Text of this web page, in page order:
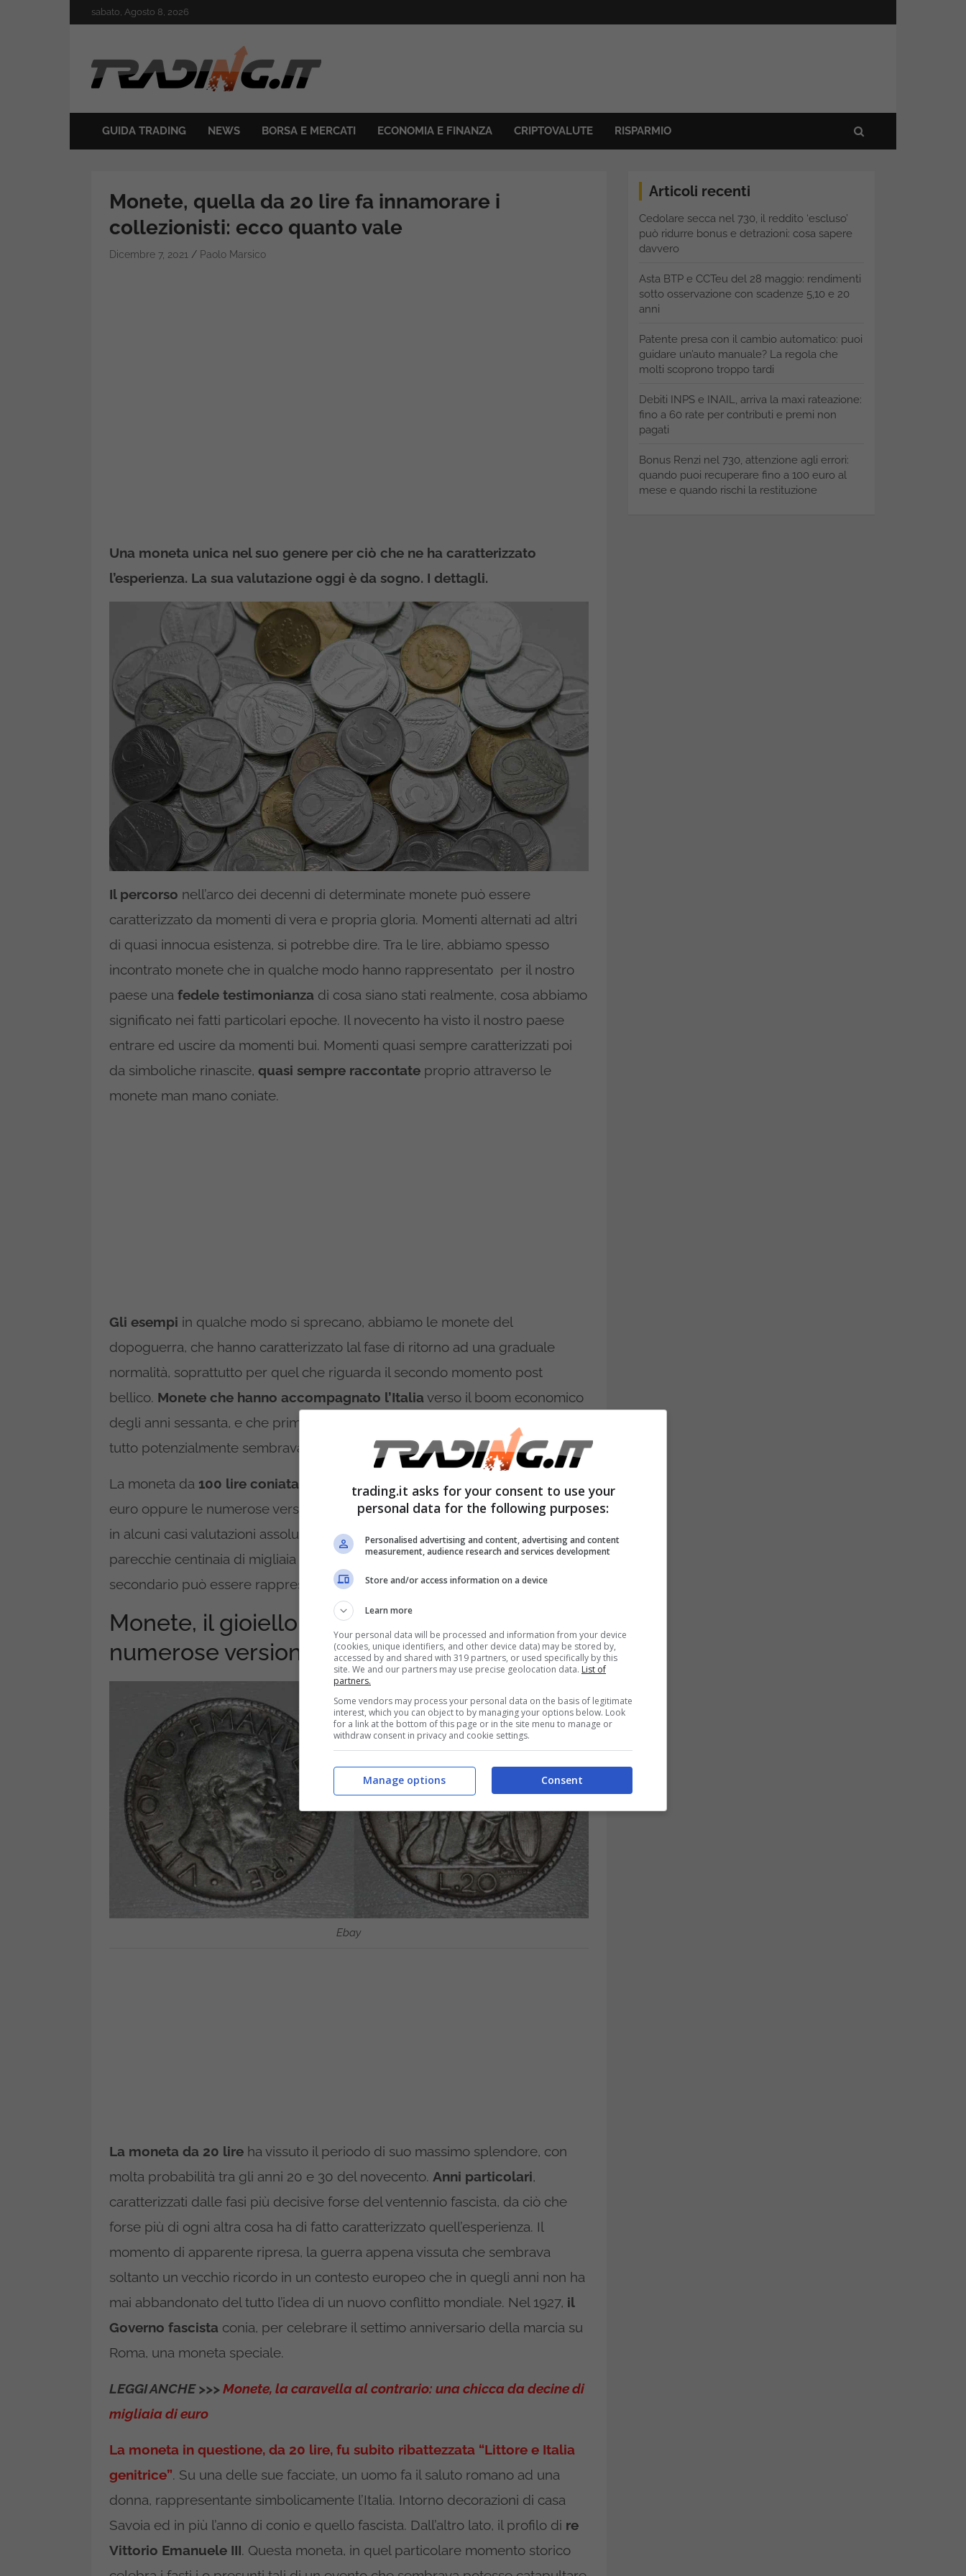
to
sabato, Agosto 8, 2026
Trading.it
GUIDA TRADING NEWS BORSA E MERCATI ECONOMIA E FINANZA CRIPTOVALUTE RISPARMIO
Monete, quella da 20 lire fa innamorare i
collezionisti: ecco quanto vale
Dicembre 7, 2021 Paolo Marsico
Una moneta unica nel suo genere per ciò che ne ha caratterizzato
l’esperienza. La sua valutazione oggi è da sogno. I dettagli.
Il percorso nell’arco dei decenni di determinate monete può essere
caratterizzato da momenti di vera e propria gloria. Momenti alternati ad altri
di quasi innocua esistenza, si potrebbe dire. Tra le lire, abbiamo spesso
incontrato monete che in qualche modo hanno rappresentato per il nostro
paese una fedele testimonianza di cosa siano stati realmente, cosa abbiamo
significato nei fatti particolari epoche. Il novecento ha visto il nostro paese
entrare ed uscire da momenti bui. Momenti quasi sempre caratterizzati poi
da simboliche rinascite, quasi sempre raccontate proprio attraverso le
monete man mano coniate.
Gli esempi in qualche modo si sprecano, abbiamo le monete del
dopoguerra, che hanno caratterizzato lal fase di ritorno ad una graduale
normalità, soprattutto per quel che riguarda il secondo momento post
bellico. Monete che hanno accompagnato l’Italia verso il boom economico
degli anni sessanta, e che prima ancora l’anno introdotta in una fase in cui
tutto potenzialmente sembrava possibile.
La moneta da 100 lire coniata nel 1958 , ad esempio, che oggi vale circa 100
euro oppure le numerose versioni della celebre 50 lire, che oggi raggiunge
in alcuni casi valutazioni assolutamente eccezionali, si parla anche di
parecchie centinaia di migliaia di euro. Un altro esempio di certo non
secondario può essere rappresentato dallamoneta a 20 lire.
Monete, il gioiello da 20 lire e le sue
numerose versioni
Ebay
La moneta da 20 lire ha vissuto il periodo di suo massimo splendore, con
molta probabilità tra gli anni 20 e 30 del novecento. Anni particolari,
caratterizzati dalle fasi più decisive forse del ventennio fascista, da ciò che
forse più di ogni altra cosa ha di fatto caratterizzato quell’esperienza. Il
momento di apparente ripresa, la guerra appena vissuta che sembrava
soltanto un vecchio ricordo in un contesto europeo che in quegli anni non ha
mai abbandonato del tutto l’idea di un nuovo conflitto mondiale. Nel 1927, il
Governo fascista conia, per celebrare il settimo anniversario della marcia su
Roma, una moneta speciale.
LEGGI ANCHE >>>Monete, la caravella al contrario: una chicca da decine di
migliaia di euro
La moneta in questione, da 20 lire, fu subito ribattezzata “Littore e Italia
genitrice”. Su una delle sue facciate, un uomo fa il saluto romano ad una
donna, rappresentante simbolicamente l’Italia. Intorno decorazioni di casa
Savoia ed in più l’anno di conio e quello fascista. Dall’altro lato, il profilo di re
Vittorio Emanuele III. Questa moneta, in quel particolare momento storico
Articoli recenti
Cedolare secca nel 730, il reddito ‘escluso’
può ridurre bonus e detrazioni: cosa sapere
davvero
Asta BTP e CCTeu del 28 maggio: rendimenti
sotto osservazione con scadenze 5,10 e 20
anni
Patente presa con il cambio automatico: puoi
guidare un’auto manuale? La regola che
molti scoprono troppo tardi
Debiti INPS e INAIL, arriva la maxi rateazione:
fino a 60 rate per contributi e premi non
pagati
Bonus Renzi nel 730, attenzione agli errori:
quando puoi recuperare fino a 100 euro al
mese e quando rischi la restituzione
trading.it asks for your consent to use your
personal data for the following purposes:
Personalised advertising and content, advertising and content
measurement, audience research and services development
Store and/or access information on a device
Learn more
Your personal data will be processed and information from your device
(cookies, unique identifiers, and other device data) may be stored by,
accessed by and shared with 319 partners, or used specifically by this
site. We and our partners may use precise geolocation data. List of
partners.
Some vendors may process your personal data on the basis of legitimate
interest, which you can object to by managing your options below. Look
for a link at the bottom of this page or in the site menu to manage or
withdraw consent in privacy and cookie settings.
Consent
Manage options